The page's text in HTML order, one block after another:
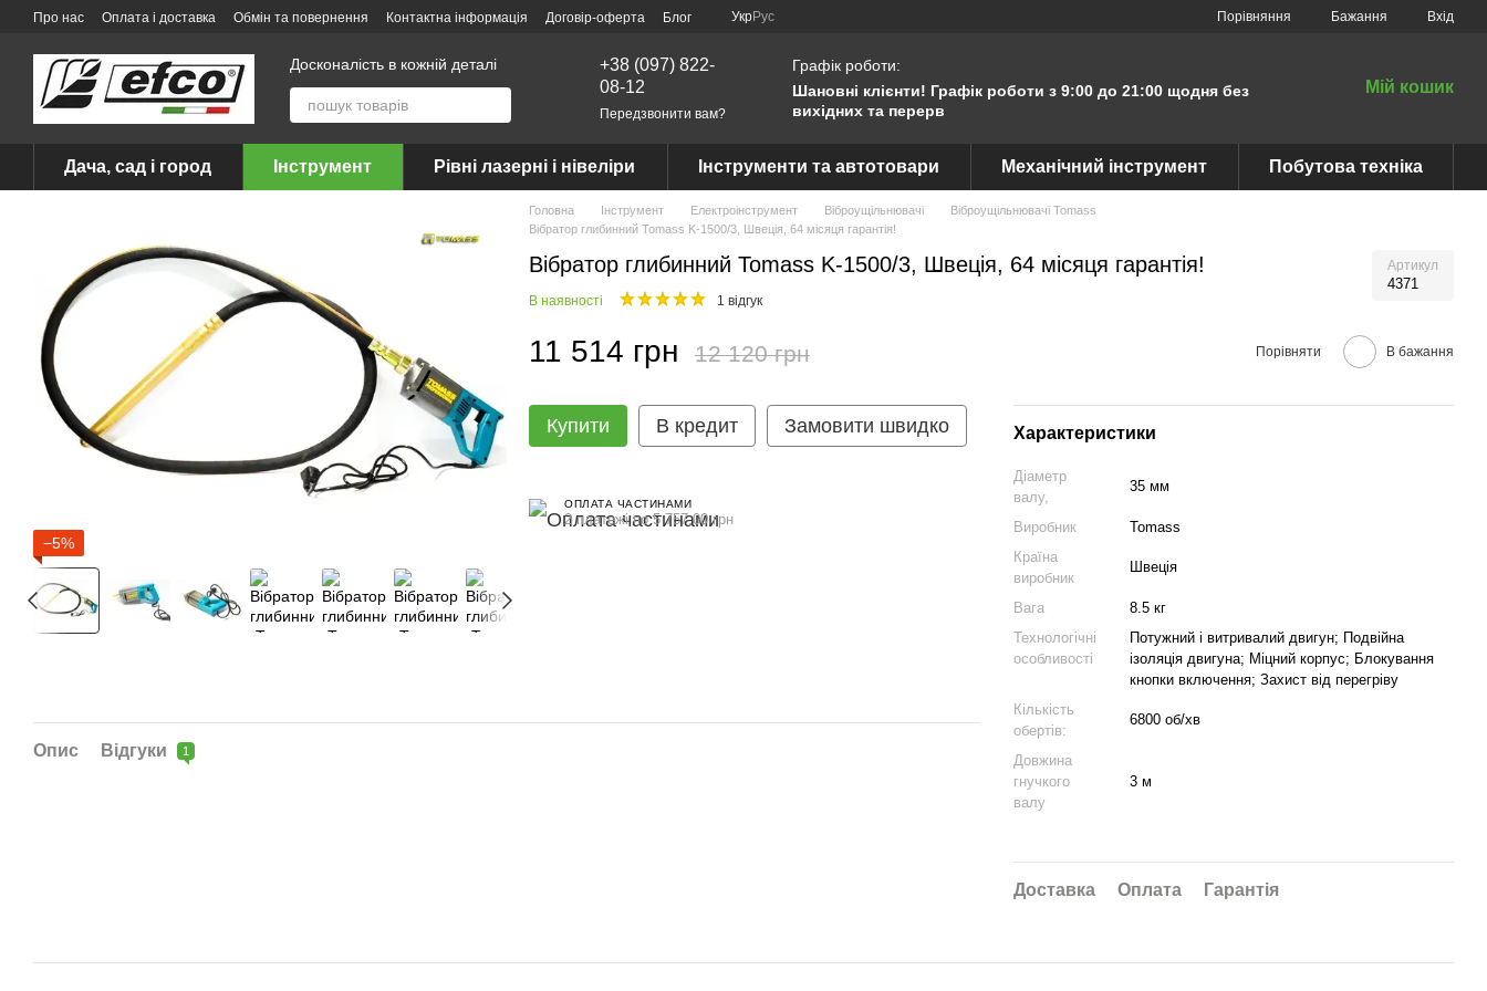
Перейти до основного контенту
Про нас Оплата і доставка Обмін та повернення Контактна інформація Договір-оферта Блог УкрРус Порівняння Бажання Вхід
Досконалість в кожній деталі
+38 (097) 822-
08-12
Передзвонити вам?
Графік роботи:
Шановні клієнти! Графік роботи з 9:00 до 21:00 щодня без
вихідних та перерв
Мій кошик
Дача, сад і город Інструмент Рівні лазерні і нівеліри Інструменти та автотовари Механічний інструмент Побутова техніка
−5%
Головна Інструмент Електроінструмент Віброущільнювачі
Віброущільнювачі Tomass
Вібратор глибинний Tomass K-1500/3, Швеція, 64 місяця гарантія!
Вібратор глибинний Tomass K-1500/3, Швеція, 64 місяця гарантія! Артикул
4371
В наявності 1 відгук
11 514 грн 12 120 грн Порівняти В бажання
Купити В кредит Замовити швидко
ОПЛАТА ЧАСТИНАМИ
2 платежі по 5 757.00 грн
Характеристики
Діаметр
валу,
35 мм
Виробник
Tomass
Країна
виробник
Швеція
Вага
8.5 кг
Технологічні
особливості
Потужний і витривалий двигун; Подвійна
ізоляція двигуна; Міцний корпус; Блокування
кнопки включення; Захист від перегріву
Кількість
обертів:
6800 об/хв
Довжина
гнучкого
валу
3 м
Доставка Оплата Гарантія
Опис Відгуки 1